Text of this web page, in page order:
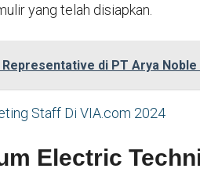
yang telah disiapkan.
di PT Arya Noble
Staff Di VIA.com 2024
Electric